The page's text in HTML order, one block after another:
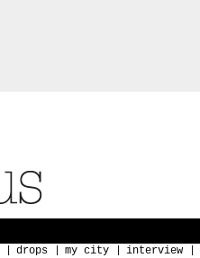
drops my city interview